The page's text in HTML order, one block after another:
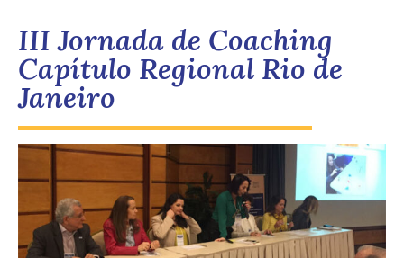
III Jornada de Coaching
Capítulo Regional Rio de
Janeiro